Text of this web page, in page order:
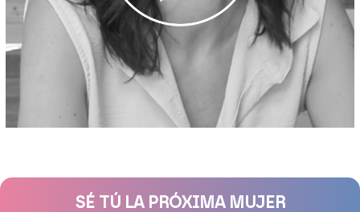
SÉ TÚ LA PRÓXIMA MUJER